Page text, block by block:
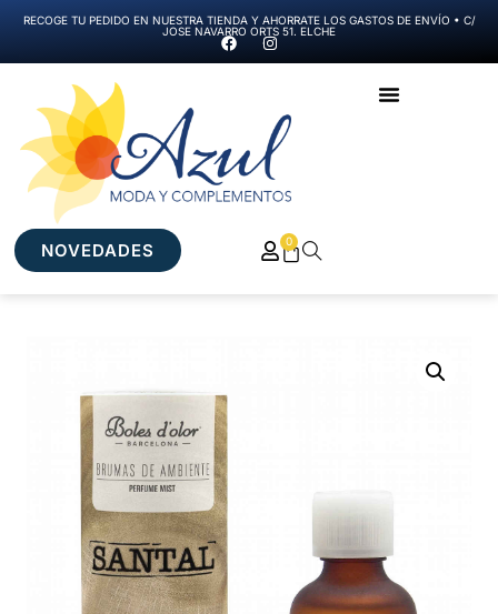
RECOGE TU PEDIDO EN NUESTRA TIENDA Y AHORRATE LOS GASTOS DE ENVÍO • C/
JOSE NAVARRO ORTS 51. ELCHE
NOVEDADES 0